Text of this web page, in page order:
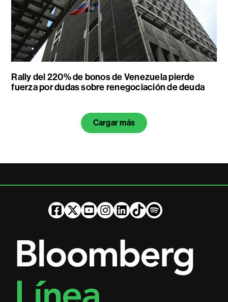
Rally del 220% de bonos de Venezuela pierde
fuerza por dudas sobre renegociación de deuda
Cargar más